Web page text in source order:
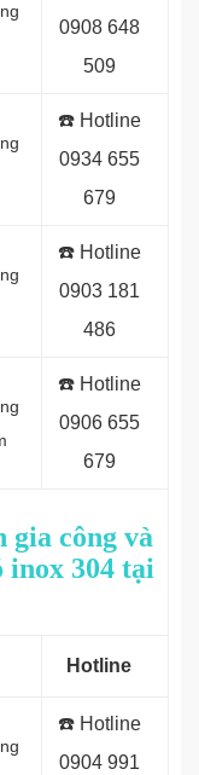
0908 648
509
☎️ Hotline
0934 655
679
☎️ Hotline
0903 181
486
☎️ Hotline
0906 655
679
gia công và
inox 304 tại
Hotline
☎️ Hotline
0904 991